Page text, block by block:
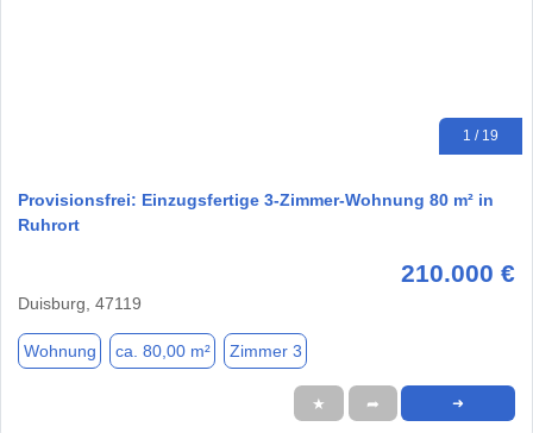
1 / 19
Provisionsfrei: Einzugsfertige 3-Zimmer-Wohnung 80 m² in
Ruhrort
210.000 €
Duisburg, 47119
Wohnung ca. 80,00 m² Zimmer 3
★ ➦ ➜